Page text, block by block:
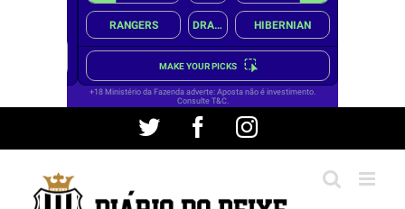
conteúdo
Twitter FacebookInstagram